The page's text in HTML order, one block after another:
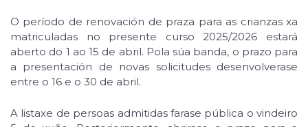
O período de renovación de praza para as crianzas xa
matriculadas no presente curso 2025/2026 estará
aberto do 1 ao 15 de abril. Pola súa banda, o prazo para
a presentación de novas solicitudes desenvolverase
entre o 16 e o 30 de abril.
A listaxe de persoas admitidas farase pública o vindeiro